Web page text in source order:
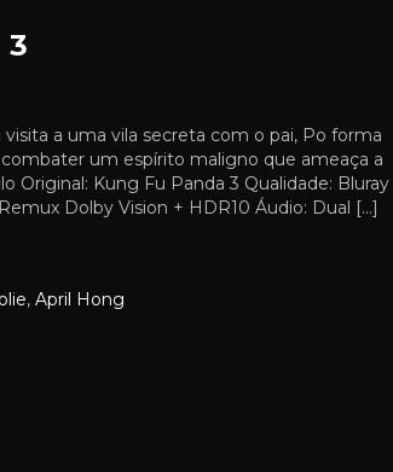
3
a uma vila secreta com o pai, Po forma
um espírito maligno que ameaça a
Original: Kung Fu Panda 3 Qualidade: Bluray
Dolby Vision + HDR10 Áudio: Dual […]
, April Hong